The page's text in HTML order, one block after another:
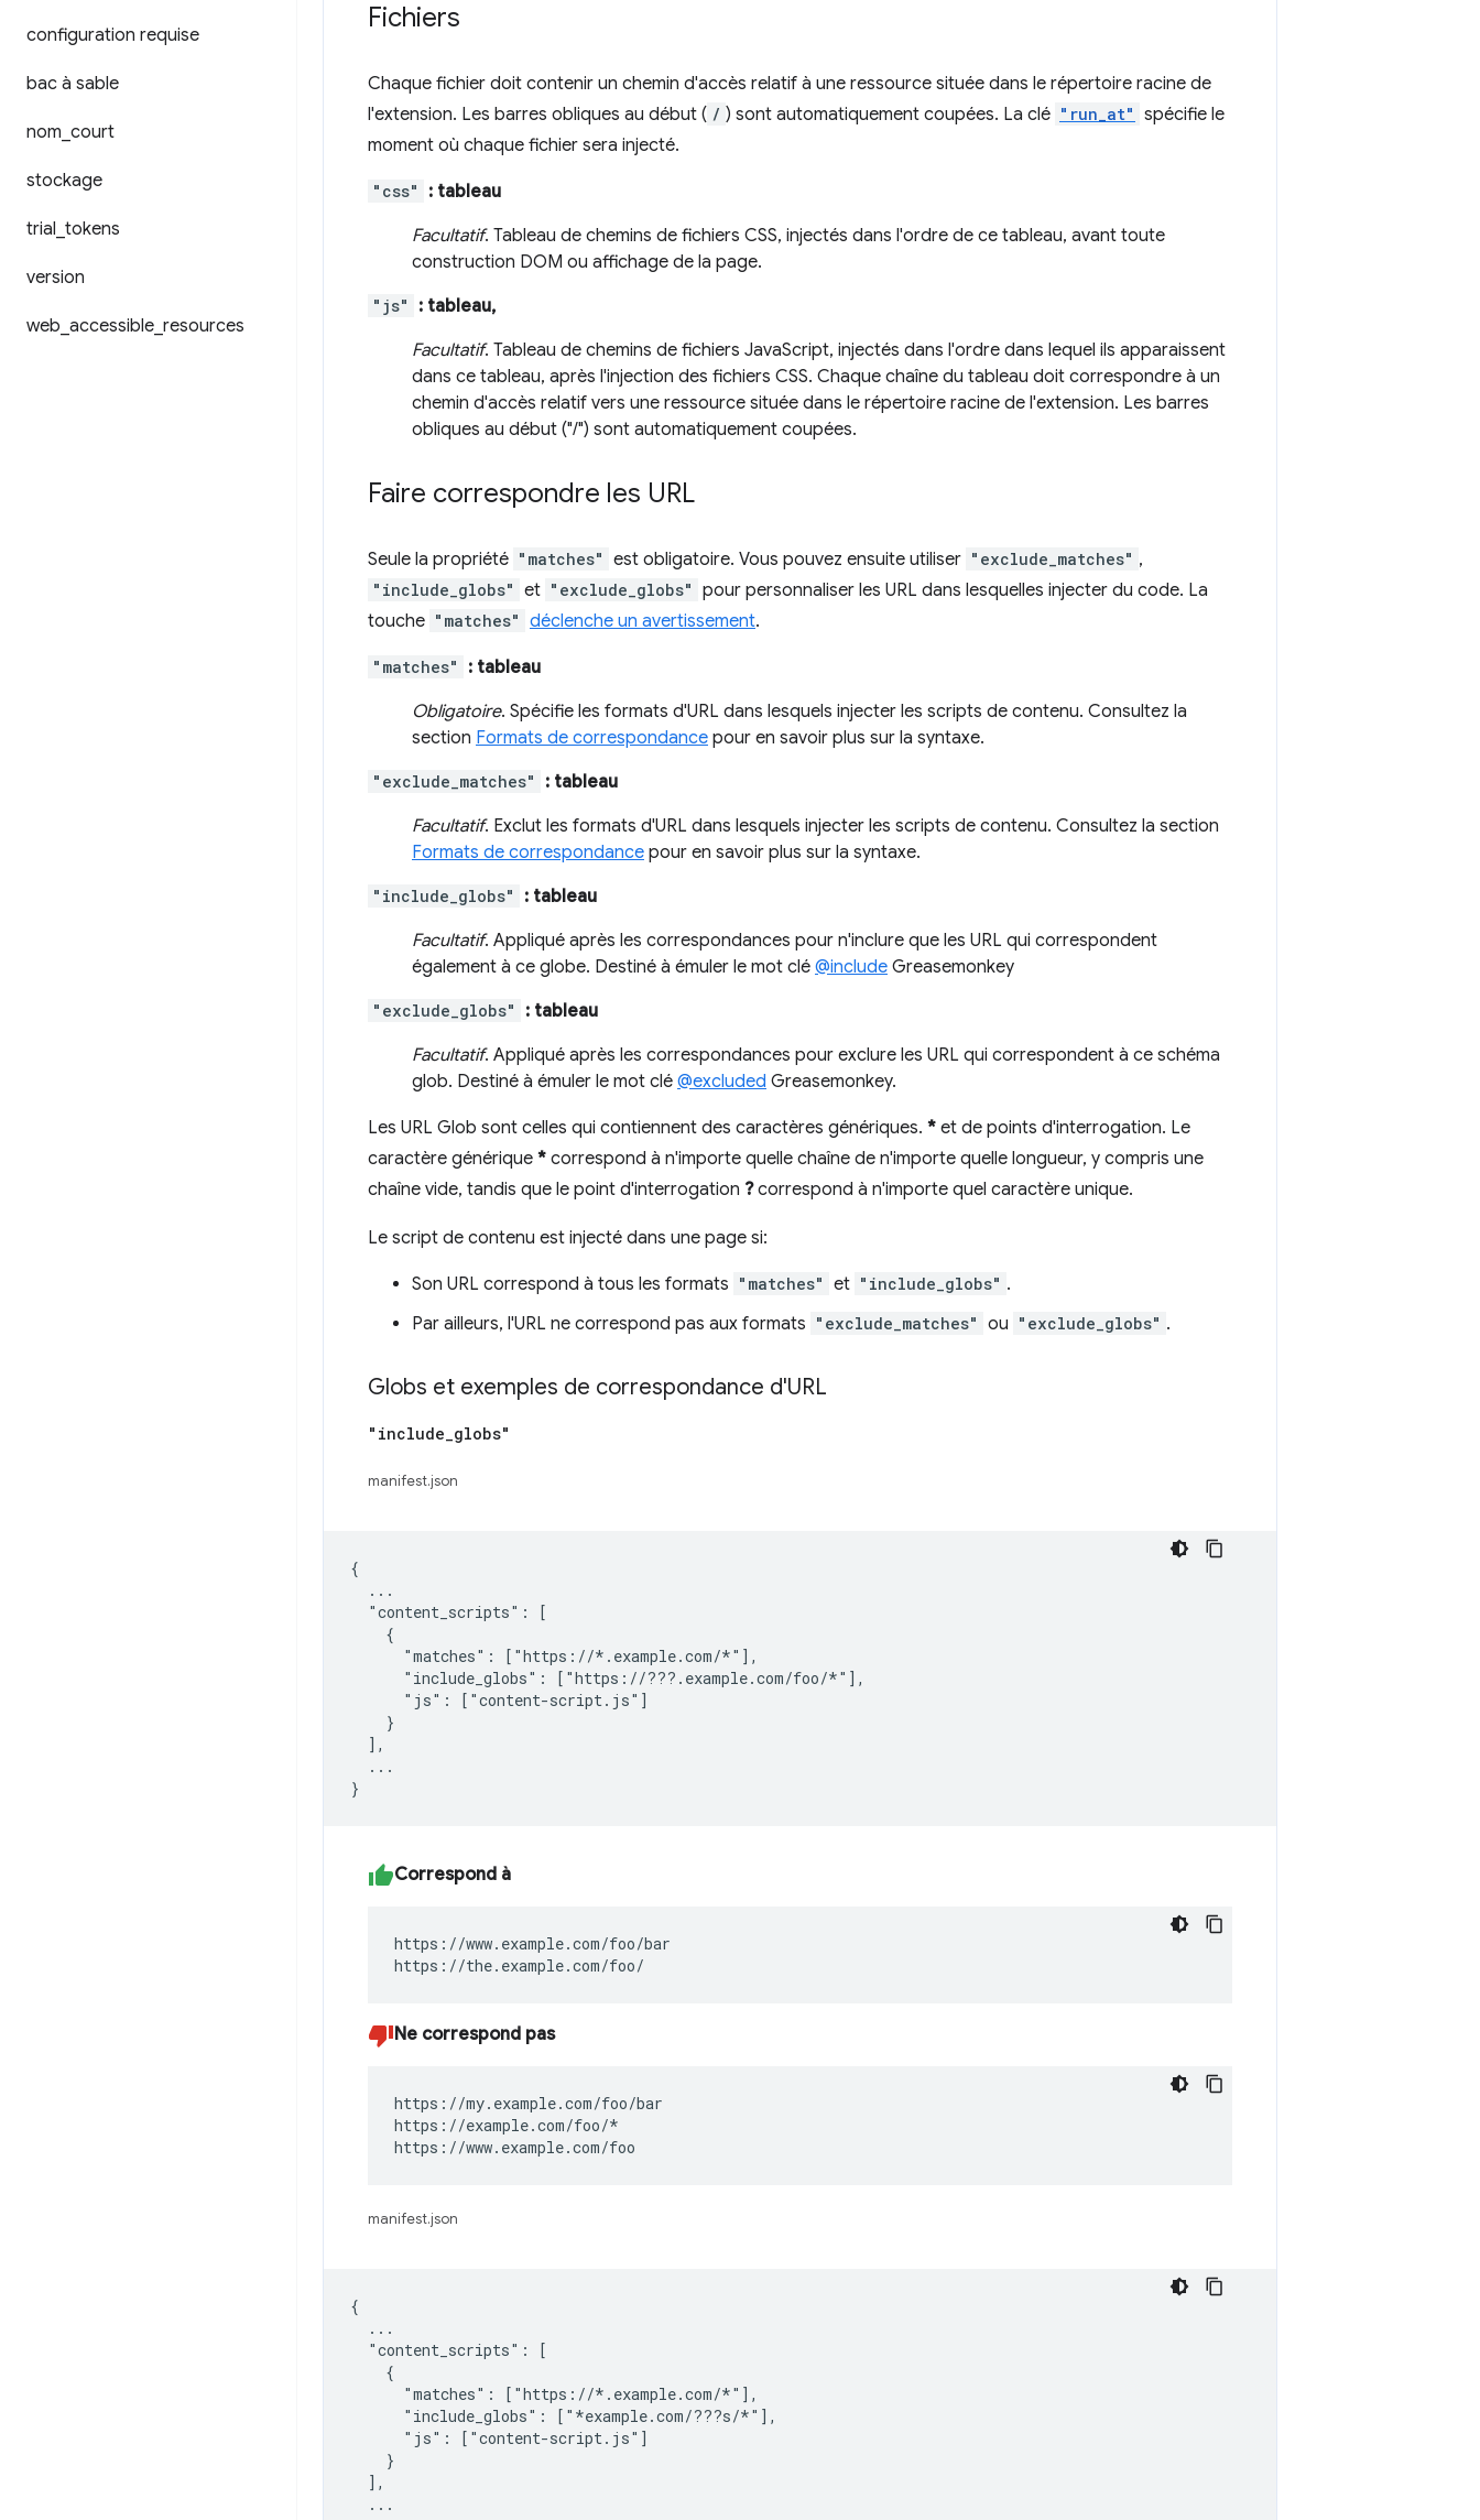
configuration requise
bac à sable
nom court
stockage
trial tokens
version
web accessible resources
Fichiers
Chaque fichier doit contenir un chemin d'accès relatif à une ressource située dans le répertoire racine de
l'extension. Les barres obliques au début ( / ) sont automatiquement coupées. La clé "run_at" spécifie le
moment où chaque fichier sera injecté.
"css"
: tableau
Facultatif. Tableau de chemins de fichiers CSS, injectés dans l'ordre de ce tableau, avant toute
construction DOM ou affichage de la page.
"js"
: tableau,
Facultatif. Tableau de chemins de fichiers JavaScript, injectés dans l'ordre dans lequel ils apparaissent
dans ce tableau, après l'injection des fichiers CSS. Chaque chaîne du tableau doit correspondre à un
chemin d'accès relatif vers une ressource située dans le répertoire racine de l'extension. Les barres
obliques au début ("/") sont automatiquement coupées.
Faire correspondre les URL
Seule la propriété "matches" est obligatoire. Vous pouvez ensuite utiliser "exclude_matches" ,
"include_globs" et "exclude_globs" pour personnaliser les URL dans lesquelles injecter du code. La
touche "matches" déclenche un avertissement.
"matches"
: tableau
Obligatoire. Spécifie les formats d'URL dans lesquels injecter les scripts de contenu. Consultez la
section Formats de correspondance pour en savoir plus sur la syntaxe.
"exclude_matches"
: tableau
Facultatif. Exclut les formats d'URL dans lesquels injecter les scripts de contenu. Consultez la section
Formats de correspondance pour en savoir plus sur la syntaxe.
"include_globs"
: tableau
Facultatif. Appliqué après les correspondances pour n'inclure que les URL qui correspondent
également à ce globe. Destiné à émuler le mot clé @include Greasemonkey
"exclude_globs"
: tableau
Facultatif. Appliqué après les correspondances pour exclure les URL qui correspondent à ce schéma
glob. Destiné à émuler le mot clé @excluded Greasemonkey.
Les URL Glob sont celles qui contiennent des caractères génériques. * et de points d'interrogation. Le
caractère générique * correspond à n'importe quelle chaîne de n'importe quelle longueur, y compris une
chaîne vide, tandis que le point d'interrogation ?correspond à n'importe quel caractère unique.
Le script de contenu est injecté dans une page si:
Son URL correspond à tous les formats "matches" et "include_globs" .
Par ailleurs, l'URL ne correspond pas aux formats "exclude_matches" ou "exclude_globs" .
Globs et exemples de correspondance d'URL
"include_globs"
manifest.json
{
  ...
  "content_scripts": [
    {
      "matches": ["https://*.example.com/*"],
      "include_globs": ["https://???.example.com/foo/*"],
      "js": ["content-script.js"]
    }
  ],
  ...
Correspond à
https://www.example.com/foo/bar
https://the.example.com/foo/
Ne correspond pas
https://my.example.com/foo/bar
https://example.com/foo/*
https://www.example.com/foo
manifest.json
{
  ...
  "content_scripts": [
    {
      "matches": ["https://*.example.com/*"],
      "include_globs": ["*example.com/???s/*"],
      "js": ["content-script.js"]
    }
  ],
  ...